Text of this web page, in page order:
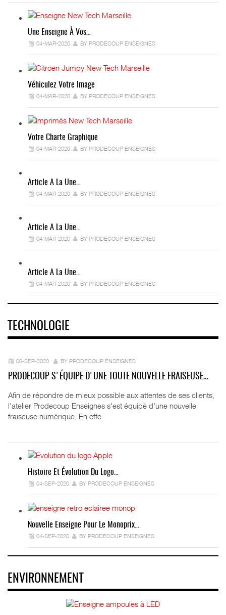
Une Enseigne À Vos…
04-MAR-2020 BY PRODECOUP ENSEIGNES
Véhiculez Votre Image
04-MAR-2020 BY PRODECOUP ENSEIGNES
Votre Charte Graphique
04-MAR-2020 BY PRODECOUP ENSEIGNES
Article A La Une…
04-MAR-2020 BY PRODECOUP ENSEIGNES
Article A La Une…
04-MAR-2020 BY PRODECOUP ENSEIGNES
Article A La Une…
04-MAR-2020 BY PRODECOUP ENSEIGNES
TECHNOLOGIE
09-SEP-2020 BY PRODECOUP ENSEIGNES
PRODECOUP S'ÉQUIPE D'UNE TOUTE NOUVELLE FRAISEUSE…
Afin de répondre de mieux possible aux attentes de ses clients,
l’atelier Prodecoup Enseignes s'est équipé d'une nouvelle
fraiseuse numérique. En effe
Histoire Et Évolution Du Logo…
04-SEP-2020 BY PRODECOUP ENSEIGNES
Nouvelle Enseigne Pour Le Monoprix…
04-SEP-2020 BY PRODECOUP ENSEIGNES
ENVIRONNEMENT